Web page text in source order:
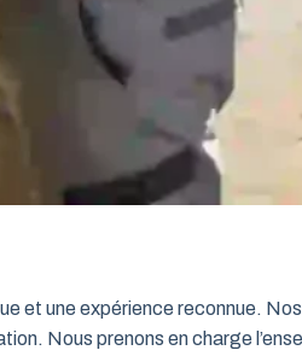
et une expérience reconnue.
Nous prenons en charge